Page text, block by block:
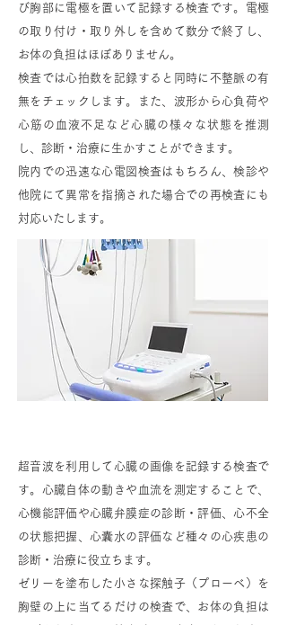
び胸部に電極を置いて記録する検査です。電極
の取り付け・取り外しを含めて数分で終了し、
お体の負担はほぼありません。
検査では心拍数を記録すると同時に不整脈の有
無をチェックします。また、波形から心負荷や
心筋の血液不足など心臓の様々な状態を推測
し、診断・治療に生かすことができます。
院内での迅速な心電図検査はもちろん、検診や
他院にて異常を指摘された場合での再検査にも
対応いたします。
超音波を利用して心臓の画像を記録する検査で
す。心臓自体の動きや血流を測定することで、
心機能評価や心臓弁膜症の診断・評価、心不全
の状態把握、心囊水の評価など種々の心疾患の
診断・治療に役立ちます。
ゼリーを塗布した小さな探触子（プローベ）を
胸壁の上に当てるだけの検査で、お体の負担は